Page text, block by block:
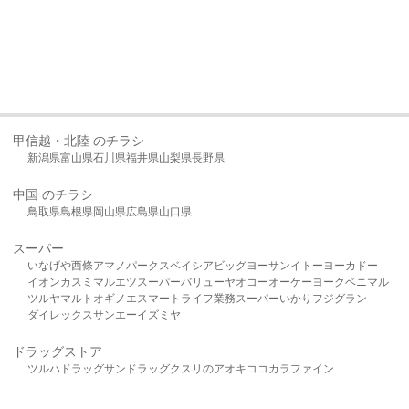
甲信越・北陸 のチラシ
新潟県富山県石川県福井県山梨県長野県
中国 のチラシ
鳥取県島根県岡山県広島県山口県
スーパー
いなげや西條アマノパークスベイシア ビッグヨーサンイトーヨーカドー
イオンカスミ マルエツスーパーバリューヤオコーオーケー ヨークベニマル
ツルヤマルト オギノ エスマート ライフ業務スーパーいかり フジグラン
ダイレックスサンエーイズミヤ
ドラッグストア
ツルハドラッグサンドラッグクスリのアオキ ココカラファイン